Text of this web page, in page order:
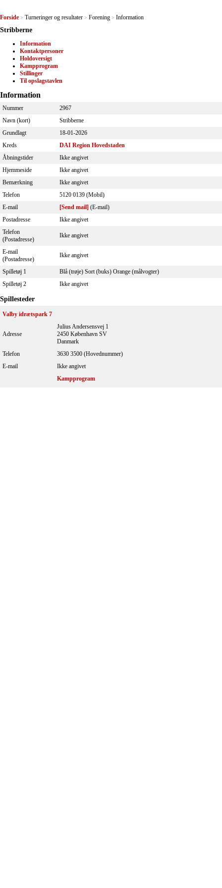
Forside > Turneringer og resultater > Forening > Information
Stribberne
Information
Kontaktpersoner
Holdoversigt
Kampprogram
Stillinger
Til opslagstavlen
Information
Nummer
2967
Navn (kort)
Stribberne
Grundlagt
18-01-2026
Kreds
DAI Region Hovedstaden
Åbningstider
Ikke angivet
Hjemmeside
Ikke angivet
Bemærkning
Ikke angivet
Telefon
5120 0139 (Mobil)
E-mail
[Send mail] (E-mail)
Postadresse
Ikke angivet
Telefon
(Postadresse)
Ikke angivet
E-mail
(Postadresse)
Ikke angivet
Spilletøj 1
Blå (trøje) Sort (buks) Orange (målvogter)
Spilletøj 2
Ikke angivet
Spillesteder
Valby idrætspark 7
Adresse
Julius Andersensvej 1
2450 København SV
Danmark
Telefon
3630 3500 (Hovednummer)
E-mail
Ikke angivet
Kampprogram